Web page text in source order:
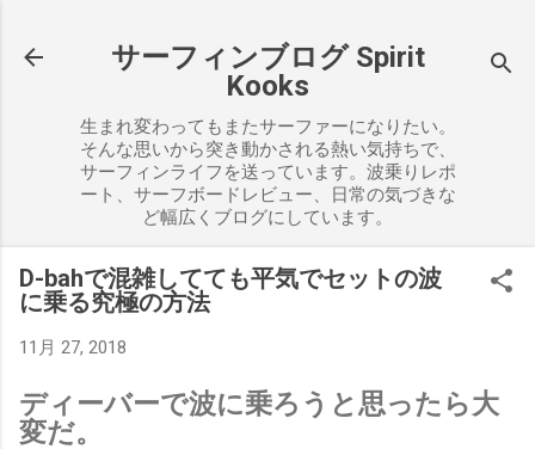
サーフィンブログ Spirit
Kooks
生まれ変わってもまたサーファーになりたい。
そんな思いから突き動かされる熱い気持ちで、
サーフィンライフを送っています。波乗りレポ
ート、サーフボードレビュー、日常の気づきな
ど幅広くブログにしています。
D-bahで混雑してても平気でセットの波
に乗る究極の方法
11月 27, 2018
ディーバーで波に乗ろうと思ったら大
変だ。